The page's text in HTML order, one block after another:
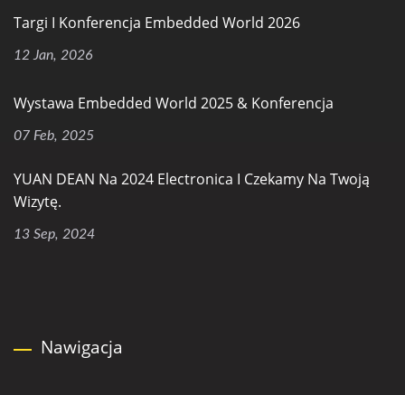
Targi I Konferencja Embedded World 2026
12 Jan, 2026
Wystawa Embedded World 2025 & Konferencja
07 Feb, 2025
YUAN DEAN Na 2024 Electronica I Czekamy Na Twoją
Wizytę.
13 Sep, 2024
Nawigacja